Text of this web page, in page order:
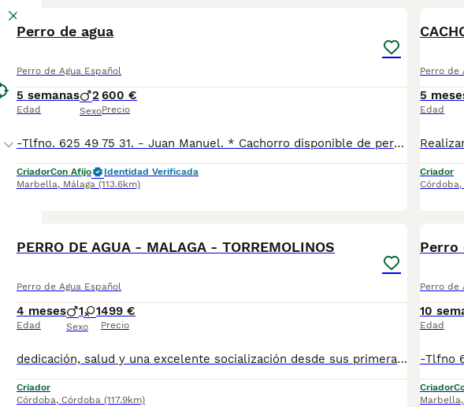
Lee nuestrapágina de consejos de compra de Perro de Agua Español para
Perro de agua
Perro de Agua Español
5 semanas
Edad
2
Sexo
600 €
Precio
-Tlfno. 625 49 75 31. - Juan Manuel. * Cachorro disponible de perro de agua , listo para entregar. * Se entregan vacunados y desparasitados con cartilla veterinaria. Hacemos revisión veterinaria con test de Parvo y coronavirus para garantizar que están sanos.
CriadorCon Afijo
Identidad Verificada
Marbella, Málaga (113.6km)
Perro de
5
Edad
Criador
Córdoba,
PERRO DE AGUA - MALAGA - TORREMOLINOS
Perro de Agua Español
4 meses
Edad
1 1
Sexo
499 €
Precio
dedicación, salud y una excelente socialización desde sus primeras semanas de vida, estaremos encantados de ayudarte. 🚚 Realizamos entregas en toda España, con especial frecuencia en **Andalucía**: Sevilla, Málaga, Cádiz, Córdoba, Granada, Jaén, Huelva y Almería. También entregamos habitualmente en Marbella, Jerez de la Frontera, Estepona, Fuengirola, Benalmádena, Mijas, Dos Hermanas y cualquier punto de España. **Entrega 100% a contrarreembolso.** No tendrás que adelantar el importe del cachorro. Lo recibirás en la puerta de tu casa mediante transporte especializado y podrás comprobar que todo está correcto antes de realizar el pago. Nuestros cachorros se entregan: ✅ Vacunados y desparasitados según su edad. ✅ Con microchip, cartilla veterinaria y documentación al día. ✅ Revisados veterinariamente antes de salir de nuestras instalaciones. ✅ Procedentes de excelentes líneas, seleccionadas por salud, carácter y morfología. ✅ Perfectamente socializados y acostumbrados al contacto diario con personas. ✅ Iniciados en el aprendizaje para hacer sus necesidades sobre empapador, facilitando su adaptación al nuevo hogar , asesoramiento personalizado antes y después de la entrega. Nuestro objetivo no es vender un cachorro más. Queremos que cada familia reciba un compañero sano, equilibrado y criado con el máximo cuidado desde el primer día. 📩 Si deseas fotografías, vídeos o más información, escríbenos por privado. Estaremos encantados de ayudarte a encontrar el compañero perfecto670864332
Criador
Córdoba, Córdoba (117.9km)
Perro
Perro de
10
Edad
Criador
Marbella,